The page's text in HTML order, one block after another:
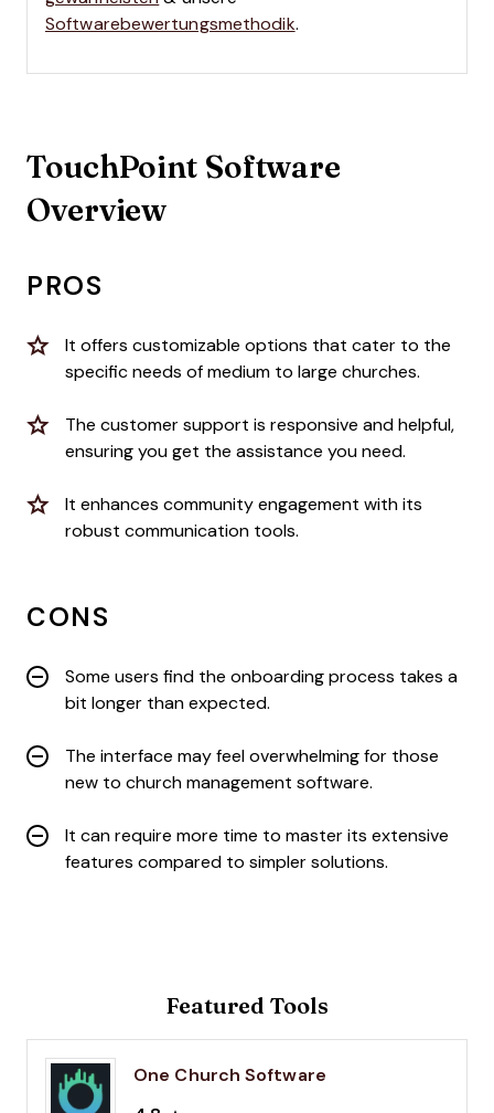
Softwarebewertungsmethodik.
TouchPoint Software
Overview
PROS
It offers customizable options that cater to the
specific needs of medium to large churches.
The customer support is responsive and helpful,
ensuring you get the assistance you need.
It enhances community engagement with its
robust communication tools.
CONS
Some users find the onboarding process takes a
bit longer than expected.
The interface may feel overwhelming for those
new to church management software.
It can require more time to master its extensive
features compared to simpler solutions.
Featured Tools
One Church Software